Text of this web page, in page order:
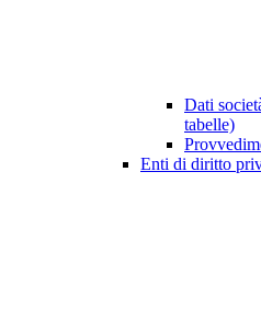
Dati
tabelle)
Enti di diritto